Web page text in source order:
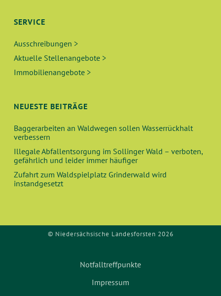
SERVICE
Ausschreibungen >
Aktuelle Stellenangebote >
Immobilienangebote >
NEUESTE BEITRÄGE
Baggerarbeiten an Waldwegen sollen Wasserrückhalt
verbessern
Illegale Abfallentsorgung im Sollinger Wald – verboten,
gefährlich und leider immer häufiger
Zufahrt zum Waldspielplatz Grinderwald wird
instandgesetzt
© Niedersächsische Landesforsten 2026
Notfalltreffpunkte
Impressum